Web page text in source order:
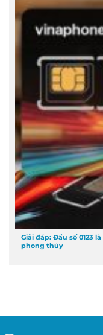
Giải đáp: Đầu số 0123
phong thủy